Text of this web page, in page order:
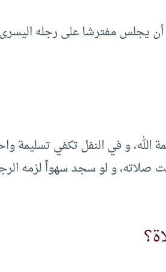
أن يجلس مفترشا على رجله
صلاته، و لو سجد سهواً لزمه